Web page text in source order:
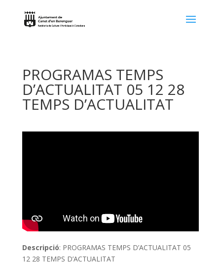
PROGRAMAS TEMPS
D’ACTUALITAT 05 12 28
TEMPS D’ACTUALITAT
Descripció: PROGRAMAS TEMPS D’ACTUALITAT 05
12 28 TEMPS D’ACTUALITAT